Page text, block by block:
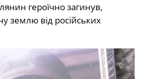
героїчно загинув,
землю від російських